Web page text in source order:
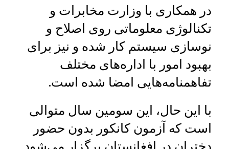
در همکاری با وزارت مخابرات و
تکنالوژی معلوماتی روی اصلاح و
نوسازی سیستم کار شده و نیز برای
بهبود امور با اداره‌های مختلف
تفاهمنامه‌هایی امضا شده است.
با این حال، این سومین سال متوالی
است که آزمون کانکور بدون حضور
دختران در افغانستان برگزار می‌شود.